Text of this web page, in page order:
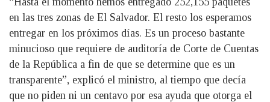
en las tres zonas de El Salvador. El resto los esperamos
entregar en los próximos días. Es un proceso bastante
minucioso que requiere de auditoría de Corte de Cuentas
de la República a fin de que se determine que es un
transparente”, explicó el ministro, al tiempo que decía
que no piden ni un centavo por esa ayuda que otorga el